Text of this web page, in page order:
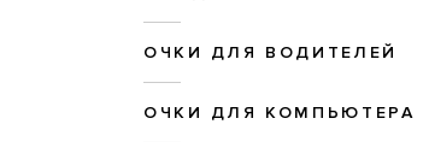
ОЧКИ ДЛЯ ВОДИТЕЛЕЙ
ОЧКИ ДЛЯ КОМПЬЮТЕРА